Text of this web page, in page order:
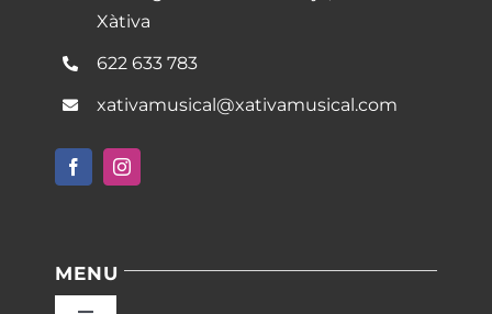
Xàtiva
622 633 783
xativamusical@xativamusical.com
MENU